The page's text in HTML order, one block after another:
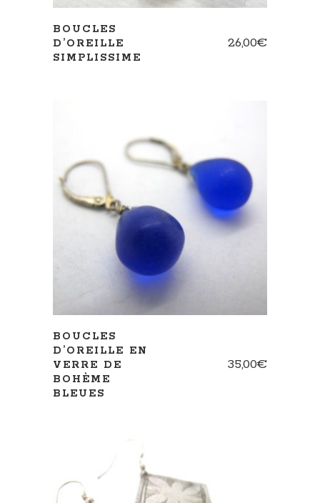
BOUCLES
D’OREILLE
SIMPLISSIME
26,00€
AJOUTER AU PANIER
BOUCLES
D’OREILLE EN
VERRE DE
BOHÈME
BLEUES
35,00€